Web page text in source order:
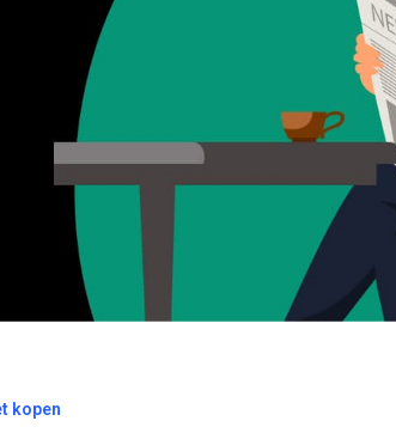
kopen